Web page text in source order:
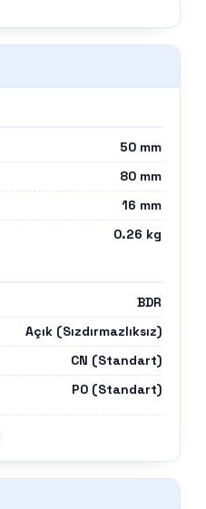
50 mm
80 mm
16 mm
0.26 kg
BDR
Açık (Sızdırmazlıksız)
CN (Standart)
P0 (Standart)